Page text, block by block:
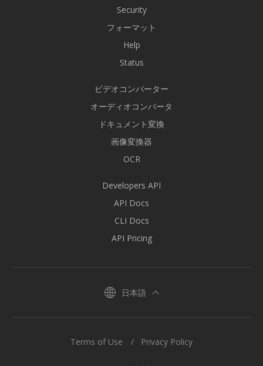
Security
フォーマット
Help
Status
ビデオコンバーター
オーディオコンバータ
ドキュメント変換
画像変換器
OCR
Developers API
API Docs
CLI Docs
API Pricing
日本語
Terms of Use Privacy Policy